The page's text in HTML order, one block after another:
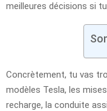
meilleures décisions si
Concrètement, tu vas
modèles Tesla, les
recharge, la conduite